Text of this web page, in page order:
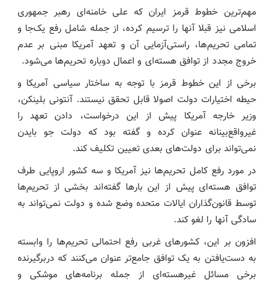
مهم‌ترین خطوط قرمز ایران که علی خامنه‌ای رهبر جمهوری
اسلامی نیز قبلا آنها را ترسیم کرده، از جمله شامل رفع یک‌جا و
تمامی تحریم‌ها، راستی‌آزمایی آن و تعهد آمریکا مبنی بر عدم
خروج مجدد از توافق هسته‌ای و اعمال دوباره تحریم‌ها می‌شود.
برخی از این خطوط قرمز با توجه به ساختار سیاسی آمریکا و
حیطه اختیارات دولت اصولا قابل تحقق نیستند. آنتونی بلینکن،
وزیر خارجه آمریکا پیش از این درخواست، دادن تعهد را
غیرواقع‌بینانه عنوان کرده و گفته بود که دولت جو بایدن
نمی‌تواند برای دولت‌های بعدی تعیین تکلیف کند.
در مورد رفع کامل تحریم‌ها نیز آمریکا و سه کشور اروپایی طرف
توافق هسته‌ای پیش از این بارها گفته‌اند بخشی از تحریم‌ها
توسط قانون‌گذاران ایالات متحده وضع شده و دولت نمی‌تواند به
سادگی آنها را لغو کند.
افزون بر این، کشورهای غربی رفع احتمالی تحریم‌ها را وابسته
به دست‌یافتن به یک توافق جامع‌تر عنوان می‌کنند که دربرگیرنده
برخی مسائل غیرهسته‌ای از جمله برنامه‌های موشکی و